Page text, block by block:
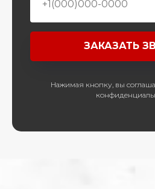
ЗАКАЗАТЬ
Нажимая кнопку, вы